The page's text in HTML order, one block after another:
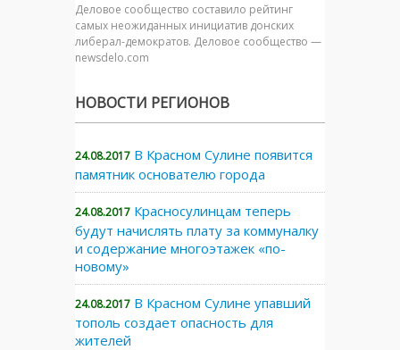
Деловое сообщество составило рейтинг
самых неожиданных инициатив донских
либерал-демократов. Деловое сообщество —
newsdelo.com
НОВОСТИ РЕГИОНОВ
24.08.2017 В Красном Сулине появится
памятник основателю города
24.08.2017 Красносулинцам теперь
будут начислять плату за коммуналку
и содержание многоэтажек «по-
новому»
24.08.2017 В Красном Сулине упавший
тополь создает опасность для
жителей